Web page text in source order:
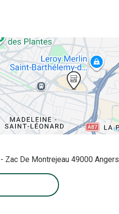
Zac De Montrejeau 49000 Angers